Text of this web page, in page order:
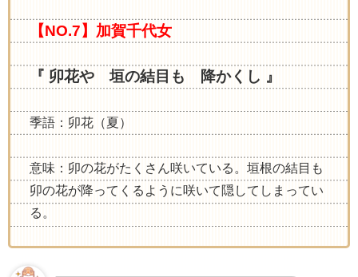
【NO.7】加賀千代女
『 卯花や 垣の結目も 降かくし 』
季語：卯花（夏）
意味：卯の花がたくさん咲いている。垣根の結目も
卯の花が降ってくるように咲いて隠してしまってい
る。